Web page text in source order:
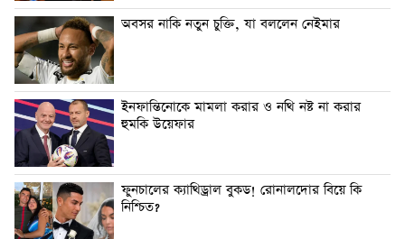
অবসর নাকি নতুন চুক্তি, যা বললেন নেইমার
ইনফান্তিনোকে মামলা করার ও নথি নষ্ট না করার
হুমকি উয়েফার
ফুনচালের ক্যাথিড্রাল বুকড! রোনালদোর বিয়ে কি
নিশ্চিত?